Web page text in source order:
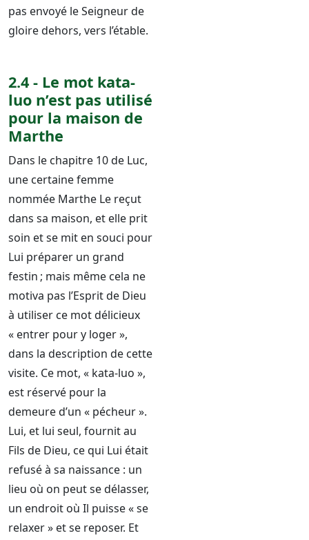
pas envoyé le Seigneur de
gloire dehors, vers l’étable.
2.4 - Le mot kata-
luo n’est pas utilisé
pour la maison de
Marthe
Dans le chapitre 10 de Luc,
une certaine femme
nommée Marthe Le reçut
dans sa maison, et elle prit
soin et se mit en souci pour
Lui préparer un grand
festin ; mais même cela ne
motiva pas l’Esprit de Dieu
à utiliser ce mot délicieux
« entrer pour y loger »,
dans la description de cette
visite. Ce mot, « kata-luo »,
est réservé pour la
demeure d’un « pécheur ».
Lui, et lui seul, fournit au
Fils de Dieu, ce qui Lui était
refusé à sa naissance : un
lieu où on peut se délasser,
un endroit où Il puisse « se
relaxer » et se reposer. Et